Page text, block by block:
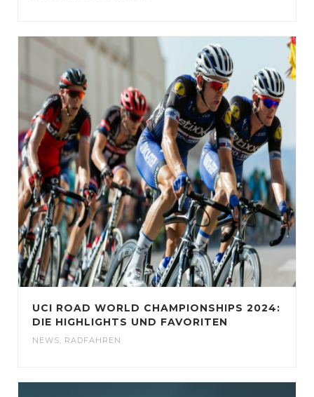
UCI ROAD WORLD CHAMPIONSHIPS 2024:
DIE HIGHLIGHTS UND FAVORITEN
NEWS RADFAHREN